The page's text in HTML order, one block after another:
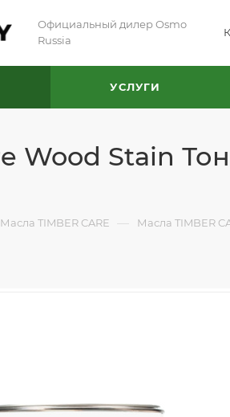
Официальный дилер Osmo
Russia
УСЛУГИ
Wood Stain
Масла TIMBER CARE — Масла TIMBER